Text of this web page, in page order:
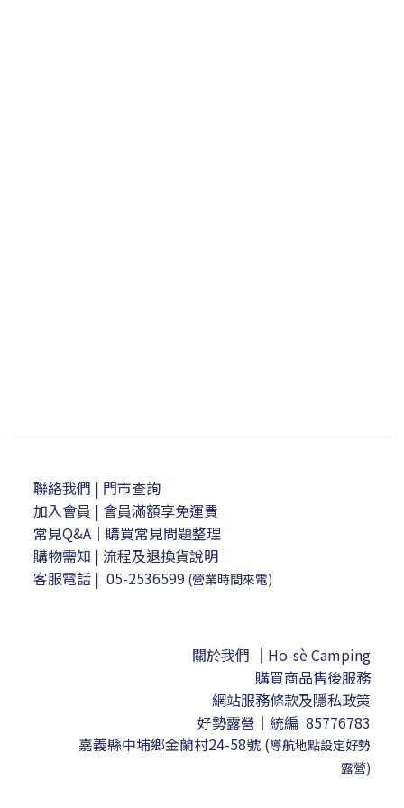
聯絡我們 | 門市查詢
加入會員 | 會員滿額享免運費
常見Q&A｜購買常見問題整理
購物需知 | 流程及退換貨說明
客服電話 | 05-2536599 (營業時間來電)
關於我們 ｜Ho-sè Camping
購買商品售後服務
網站服務條款及隱私政策
好勢露營｜ 統編 85776783
嘉義縣中埔鄉金蘭村24-58號 (導航地點設定好勢
露營)